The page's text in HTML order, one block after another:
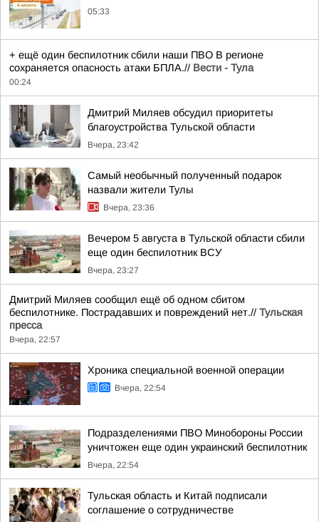
05:33
+ ещё один беспилотник сбили наши ПВО В регионе
сохраняется опасность атаки БПЛА.// Вести - Тула
00:24
Дмитрий Миляев обсудил приоритеты
благоустройства Тульской области
Вчера, 23:42
Самый необычный полученный подарок
назвали жители Тулы
Вчера, 23:36
Вечером 5 августа в Тульской области сбили
еще один беспилотник ВСУ
Вчера, 23:27
Дмитрий Миляев сообщил ещё об одном сбитом
беспилотнике. Пострадавших и повреждений нет.// Тульская
пресса
Вчера, 22:57
Хроника специальной военной операции
Вчера, 22:54
Подразделениями ПВО Минобороны России
уничтожен еще один украинский беспилотник
Вчера, 22:54
Тульская область и Китай подписали
соглашение о сотрудничестве